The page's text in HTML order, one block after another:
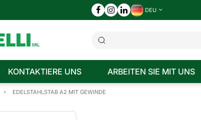
DEU
KONTAKTIERE UNS ARBEITEN SIE MIT UNS
EDELSTAHLSTAB A2 MIT GEWINDE